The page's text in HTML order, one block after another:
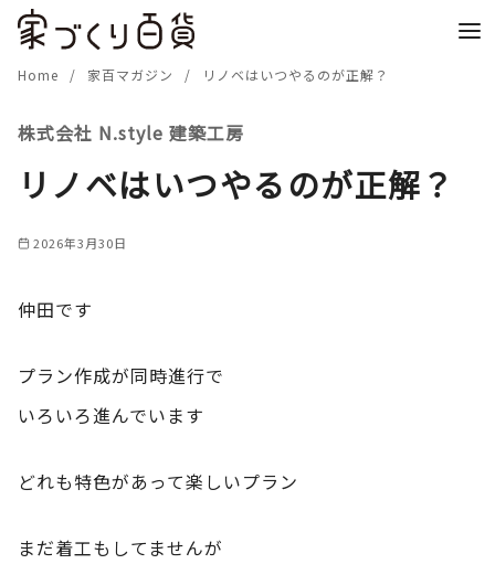
Home 家百マガジン リノベはいつやるのが正解？
株式会社 N.style 建築工房
リノベはいつやるのが正解？
2026年3月30日
仲田です
プラン作成が同時進行で
いろいろ進んでいます
どれも特色があって楽しいプラン
まだ着工もしてませんが